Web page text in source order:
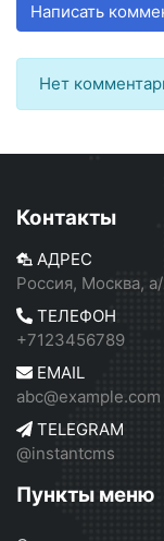
Написать
Нет
Контакты
АДРЕС
Россия, Москва,
ТЕЛЕФОН
+7123456789
EMAIL
abc@example.com
TELEGRAM
@instantcms
Пункты меню